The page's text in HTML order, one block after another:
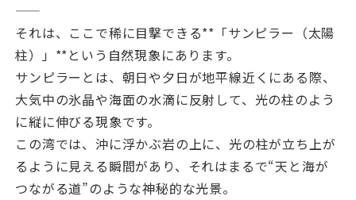
——
それは、ここで稀に目撃できる**「サンピラー（太陽
柱）」**という自然現象にあります。
サンピラーとは、朝日や夕日が地平線近くにある際、
大気中の氷晶や海面の水滴に反射して、光の柱のよう
に縦に伸びる現象です。
この湾では、沖に浮かぶ岩の上に、光の柱が立ち上が
るように見える瞬間があり、それはまるで“天と海が
つながる道”のような神秘的な光景。